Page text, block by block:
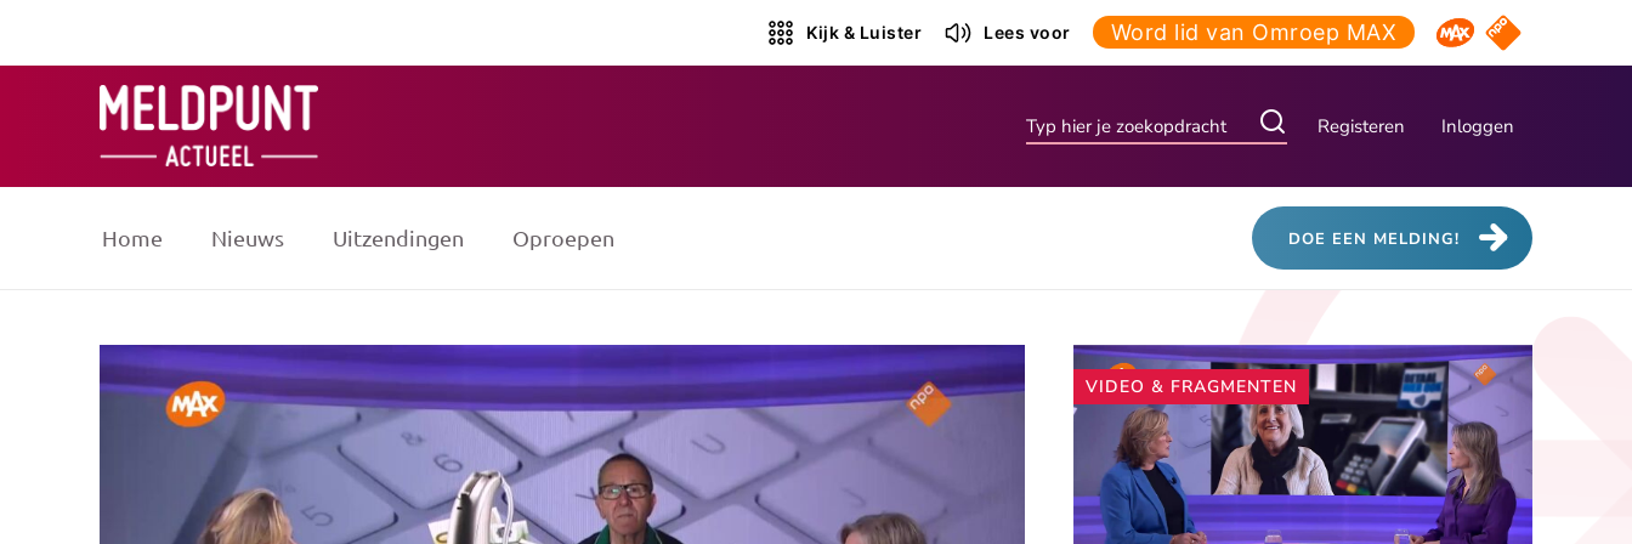
Kijk & Luister Lees voor Word lid van Omroep MAX Omroep MAX
NPO Start
Registeren Inloggen
Home Nieuws Uitzendingen Oproepen DOE EEN MELDING!
Andere
artikelen
VIDEO & FRAGMENTEN